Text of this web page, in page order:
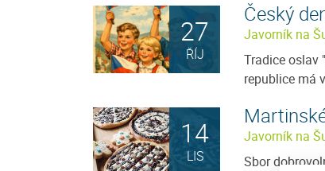
27
ŘÍJ
Český
Javorník na
Tradice oslav
republice má
14
LIS
Javorník na
Sbor
nasbírat nové síly,
nádhernou přírodu?
více
Ubytování u Kašperů
Nabízíme ubytování v rodinném
krásném prostředí Šumavy.
Javorníku je vhodné nejen pro
Cena: 350 Kč za osobu / noc